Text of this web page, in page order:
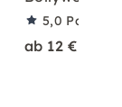
5,0
ab 12 €